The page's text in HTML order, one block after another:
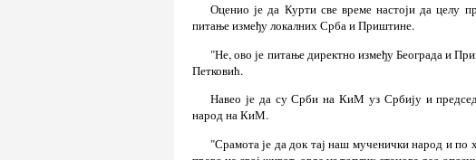
Оценио је да Курти све време настоји да целу
питање између локалних Срба и Приштине.
"Не, ово је питање директно између Београда и
Петковић.
Навео је да су Срби на КиМ уз Србију и
народ на КиМ.
"Срамота је да док тај наш мученички народ и